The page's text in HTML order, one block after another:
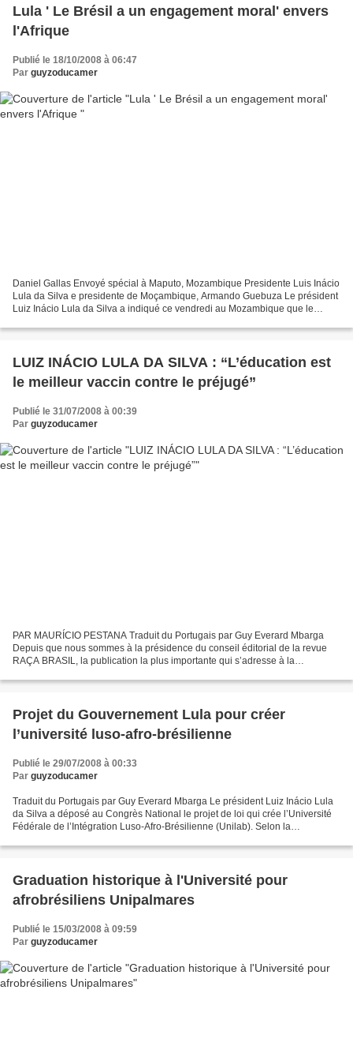
Lula ' Le Brésil a un engagement moral' envers
l'Afrique
Publié le 18/10/2008 à 06:47
Par guyzoducamer
Daniel Gallas Envoyé spécial à Maputo, Mozambique Presidente Luis Inácio
Lula da Silva e presidente de Moçambique, Armando Guebuza Le président
Luiz Inácio Lula da Silva a indiqué ce vendredi au Mozambique que le
LUIZ INÁCIO LULA DA SILVA : “L’éducation est
le meilleur vaccin contre le préjugé”
Publié le 31/07/2008 à 00:39
Par guyzoducamer
PAR MAURÍCIO PESTANA Traduit du Portugais par Guy Everard Mbarga
Depuis que nous sommes à la présidence du conseil éditorial de la revue
RAÇA BRASIL, la publication la plus importante qui s’adresse à la
Projet du Gouvernement Lula pour créer
l’université luso-afro-brésilienne
Publié le 29/07/2008 à 00:33
Par guyzoducamer
Traduit du Portugais par Guy Everard Mbarga Le président Luiz Inácio Lula
da Silva a déposé au Congrès National le projet de loi qui crée l’Université
Fédérale de l’Intégration Luso-Afro-Brésilienne (Unilab). Selon la
Graduation historique à l'Université pour
afrobrésiliens Unipalmares
Publié le 15/03/2008 à 09:59
Par guyzoducamer